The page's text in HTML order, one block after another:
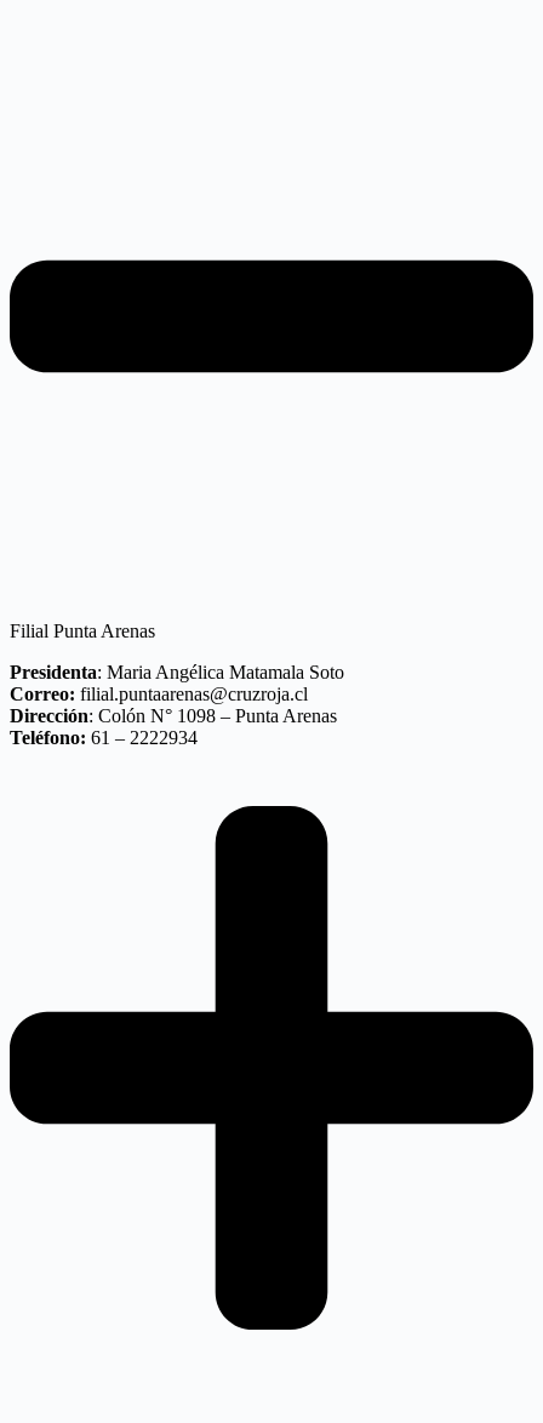
Filial Punta Arenas
Presidenta: Maria Angélica Matamala Soto
Correo: filial.puntaarenas@cruzroja.cl
Dirección: Colón N° 1098 – Punta Arenas
Teléfono: 61 – 2222934